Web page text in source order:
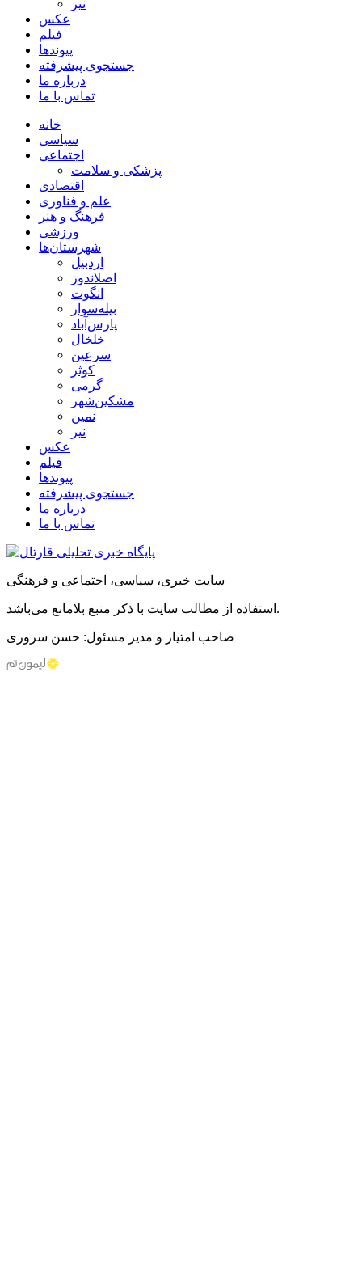
نیر
عکس
فیلم
پیوندها
جستجوی پیشرفته
درباره ما
تماس با ما
خانه
سیاسی
اجتماعی
پزشکی و سلامت
اقتصادی
علم و فناوری
فرهنگ و هنر
ورزشی
شهرستان‌ها
اردبیل
اصلاندوز
انگوت
بیله‌سوار
پارس‌آباد
خلخال
سرعین
کوثر
گرمی
مشکین‌شهر
نمین
نیر
عکس
فیلم
پیوندها
جستجوی پیشرفته
درباره ما
تماس با ما
سایت خبری، سیاسی، اجتماعی و فرهنگی
استفاده از مطالب سایت با ذکر منبع بلامانع می‌باشد.
صاحب امتیاز و مدیر مسئول: حسن سروری